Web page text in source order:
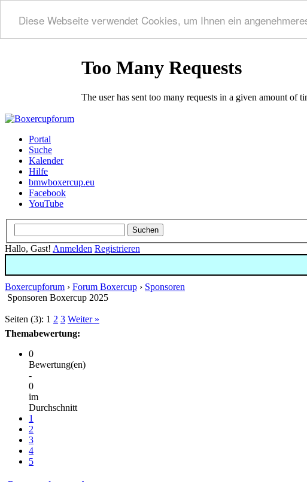
Diese Webseite verwendet Cookies, um Ihnen ein
Portal
Suche
Kalender
Hilfe
bmwboxercup.eu
Facebook
YouTube
Hallo, Gast! Anmelden Registrieren
Boxercupforum › Forum Boxercup › Sponsoren
Sponsoren Boxercup 2025
Seiten (3): 1 2 3 Weiter »
Themabewertung:
0
Bewertung(en)
-
0
im
Durchschnitt
1
2
3
4
5